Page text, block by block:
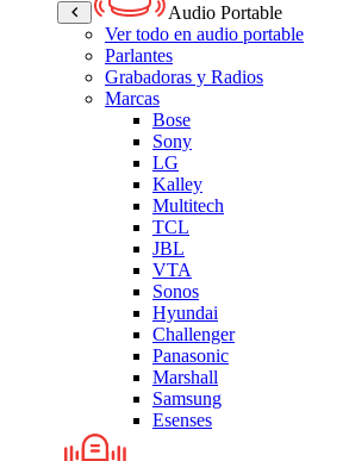
Audio Portable
Ver todo en audio portable
Parlantes
Grabadoras y Radios
Marcas
Bose
Sony
LG
Kalley
Multitech
TCL
JBL
VTA
Sonos
Hyundai
Challenger
Panasonic
Marshall
Samsung
Esenses